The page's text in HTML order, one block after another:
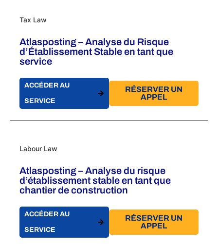
Tax Law
Atlasposting – Analyse du Risque
d’Établissement Stable en tant que
service
ACCÉDER AU
SERVICE
RÉSERVER UN
APPEL
Labour Law
Atlasposting – Analyse du risque
d’établissement stable en tant que
chantier de construction
ACCÉDER AU
SERVICE
RÉSERVER UN
APPEL